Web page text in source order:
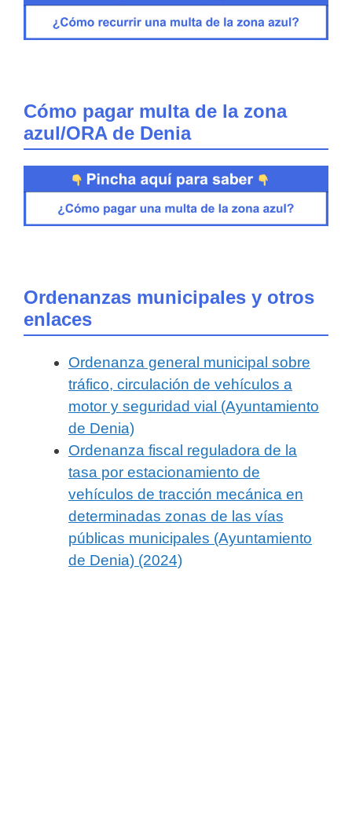
Cómo pagar multa de la zona
azul/ORA de Denia
Ordenanzas municipales y otros
enlaces
Ordenanza general municipal sobre
tráfico, circulación de vehículos a
motor y seguridad vial (Ayuntamiento
de Denia)
Ordenanza fiscal reguladora de la
tasa por estacionamiento de
vehículos de tracción mecánica en
determinadas zonas de las vías
públicas municipales (Ayuntamiento
de Denia) (2024)